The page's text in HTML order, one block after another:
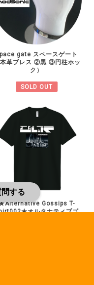
gate スペースゲート
革ブレス ②黒 ③円柱ホッ
ク）
SOLD OUT
Gossips T-
オルタナティブゴ
する